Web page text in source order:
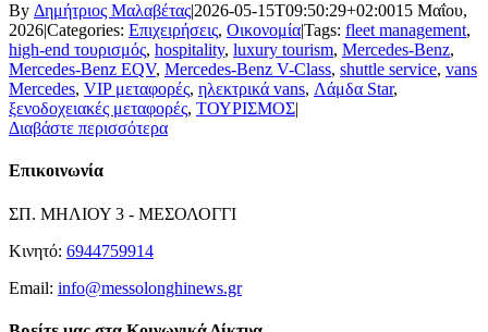
By Δημήτριος Μαλαβέτας|2026-05-15T09:50:29+02:0015 Μαΐου,
2026|Categories: Επιχειρήσεις, Οικονομία|Tags: fleet management,
high-end τουρισμός, hospitality, luxury tourism, Mercedes-Benz,
Mercedes-Benz EQV, Mercedes-Benz V-Class, shuttle service, vans
Mercedes, VIP μεταφορές, ηλεκτρικά vans, Λάμδα Star,
ξενοδοχειακές μεταφορές, ΤΟΥΡΙΣΜΟΣ|
Διαβάστε περισσότερα
Επικοινωνία
ΣΠ. ΜΗΛΙΟΥ 3 - ΜΕΣΟΛΟΓΓΙ
Κινητό: 6944759914
Email: info@messolonghinews.gr